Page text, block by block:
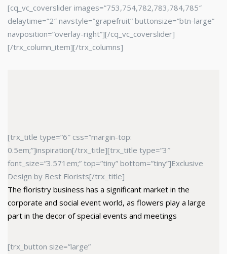
[cq_vc_coverslider images=”753,754,782,783,784,785″
delaytime=”2″ navstyle=”grapefruit” buttonsize=”btn-large”
navposition=”overlay-right”][/cq_vc_coverslider]
[/trx_column_item][/trx_columns]
[trx_title type=”6″ css=”margin-top:
0.5em;”]inspiration[/trx_title][trx_title type=”3″
font_size=”3.571em;” top=”tiny” bottom=”tiny”]Exclusive
Design by Best Florists[/trx_title]
The floristry business has a significant market in the
corporate and social event world, as flowers play a large
part in the decor of special events and meetings
[trx_button size=”large”